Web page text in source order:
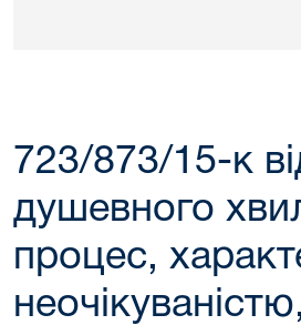
723/873/15-к
душевного
процес,